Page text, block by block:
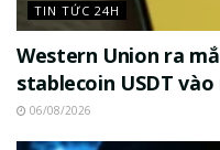
TIN TỨC 24H
Western Union ra
stablecoin USDT
06/08/2026